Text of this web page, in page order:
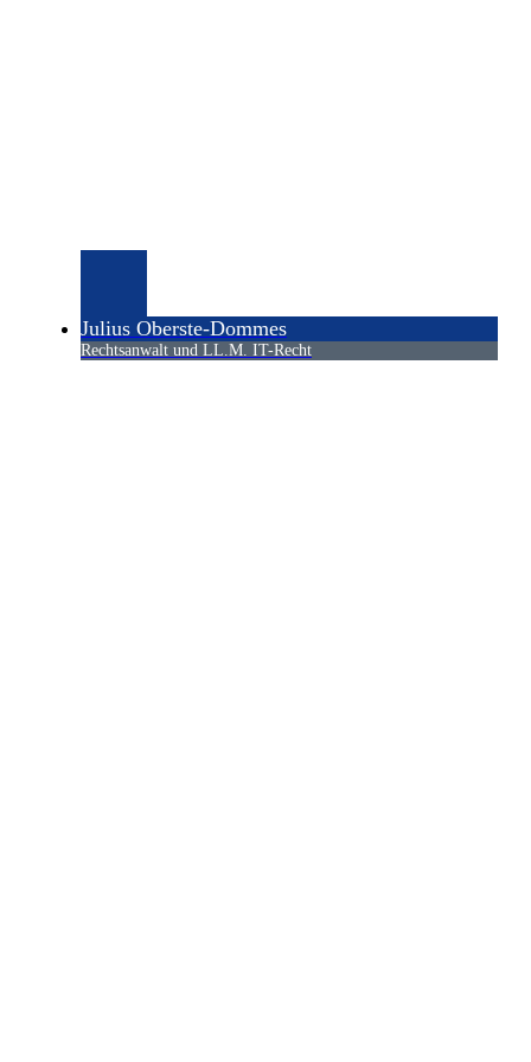
Julius Oberste-Dommes
Rechtsanwalt und LL.M. IT-Recht